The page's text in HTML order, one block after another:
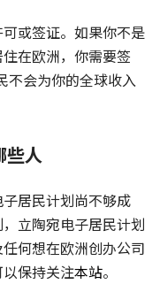
或签证。如果你不是
在欧洲，你需要签
不会为你的全球收入
些人
居民计划尚不够成
立陶宛电子居民计划
何想在欧洲创办公司
保持关注本站。